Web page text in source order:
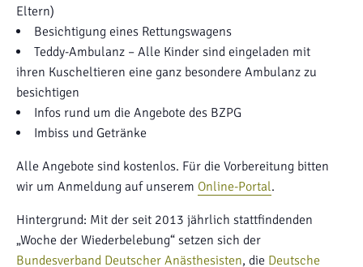
Eltern)
Besichtigung eines Rettungswagens
Teddy-Ambulanz – Alle Kinder sind eingeladen mit
ihren Kuscheltieren eine ganz besondere Ambulanz zu
besichtigen
Infos rund um die Angebote des BZPG
Imbiss und Getränke
Alle Angebote sind kostenlos. Für die Vorbereitung bitten
wir um Anmeldung auf unserem Online-Portal.
Hintergrund: Mit der seit 2013 jährlich stattfindenden
„Woche der Wiederbelebung“ setzen sich der
Bundesverband Deutscher Anästhesisten, die Deutsche